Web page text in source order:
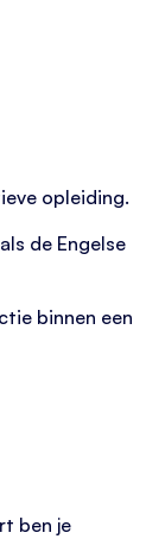
opleiding.
de Engelse
binnen een
ben je